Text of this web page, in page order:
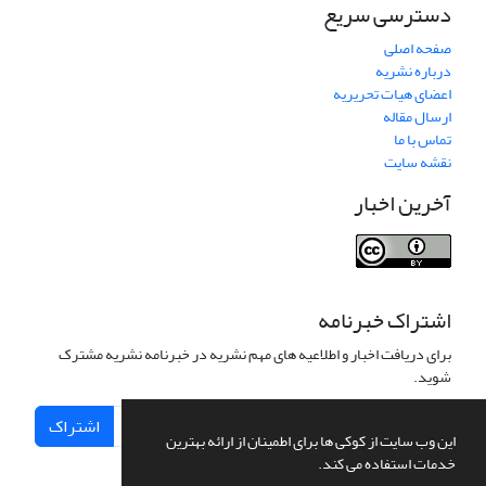
این وب سایت از کوکی ها برای اطمینان از ارائه بهترین
خدمات استفاده می کند.
دسترسی سریع
صفحه اصلی
درباره نشریه
اعضای هیات تحریریه
ارسال مقاله
تماس با ما
نقشه سایت
آخرین اخبار
اشتراک خبرنامه
برای دریافت اخبار و اطلاعیه های مهم نشریه در خبرنامه نشریه مشترک
شوید.
اشتراک